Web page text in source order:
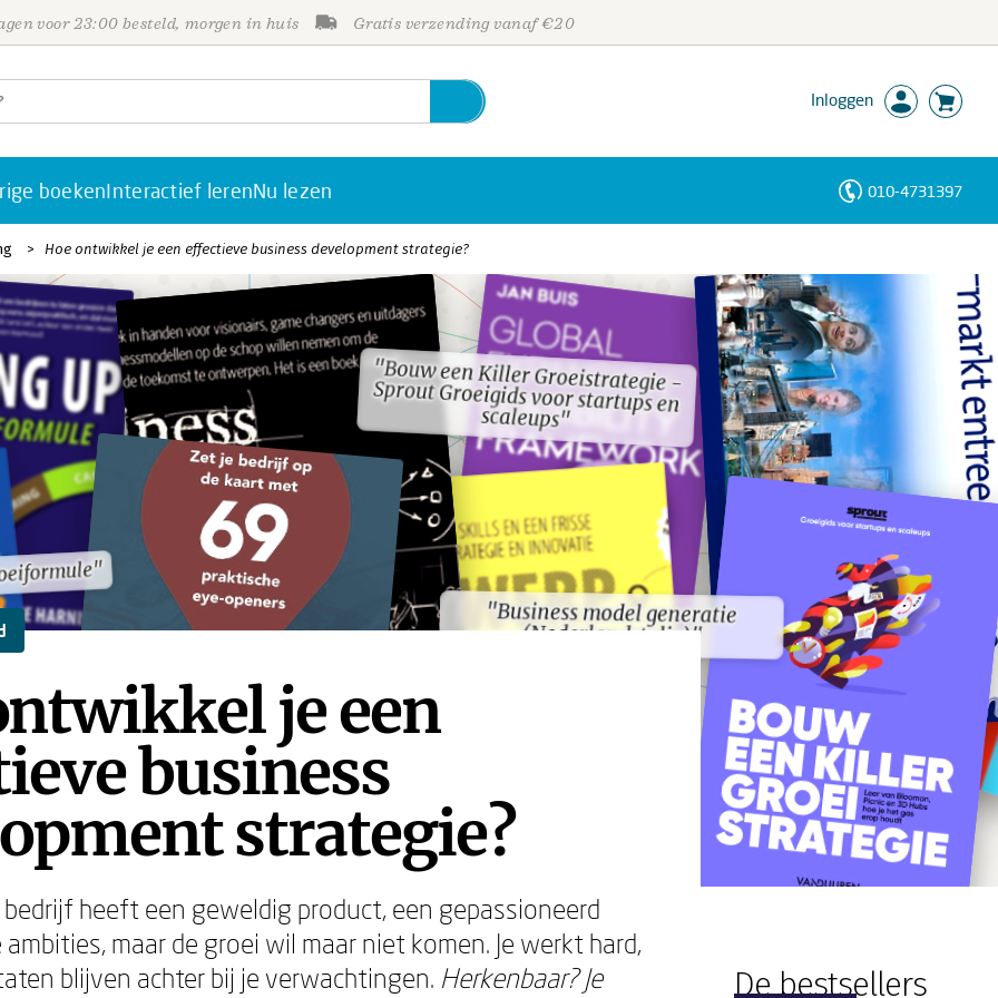
voor 23:00 besteld, morgen in huis Gratis verzending vanaf €20
Inloggen
boekenInteractief lerenNu lezen 010-4731397
Hoe ontwikkel je een effectieve business development strategie?
"Bouw een Killer Groeistrategie -
Sprout Groeigids voor startups en
scaleups"
"Business model generatie
(Nederlandstalig)"
"Bouw een Killer Groeistrategie -
Sprout Groeigids voor startups en
scaleups"
"Business model generatie
(Nederlandstalig)"
je een
business
strategie?
bedrijf heeft een geweldig product, een gepassioneerd
maar de groei wil maar niet komen. Je werkt hard,
blijven achter bij je verwachtingen. Herkenbaar? Je
De bestsellers
Personen
Trefwoorden